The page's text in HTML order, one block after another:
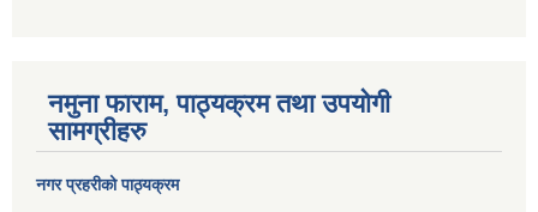
नमुना फाराम, पाठ्यक्रम तथा उपयोगी
सामग्रीहरु
नगर प्रहरीको पाठ्यक्रम